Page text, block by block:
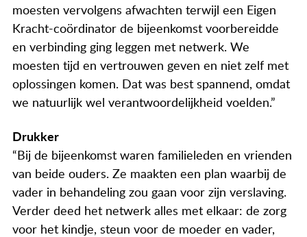
moesten vervolgens afwachten terwijl een Eigen
Kracht-coördinator de bijeenkomst voorbereidde
en verbinding ging leggen met netwerk. We
moesten tijd en vertrouwen geven en niet zelf met
oplossingen komen. Dat was best spannend, omdat
we natuurlijk wel verantwoordelijkheid voelden.”
Drukker
“Bij de bijeenkomst waren familieleden en vrienden
van beide ouders. Ze maakten een plan waarbij de
vader in behandeling zou gaan voor zijn verslaving.
Verder deed het netwerk alles met elkaar: de zorg
voor het kindje, steun voor de moeder en vader,